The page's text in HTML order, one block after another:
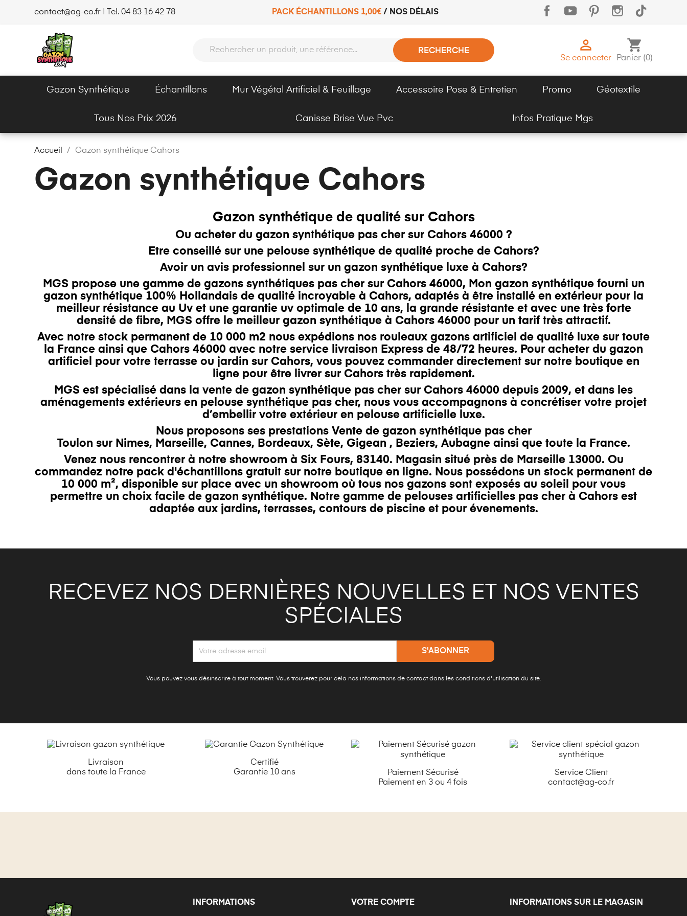
contact@ag-co.fr Tel. 04 83 16 42 78 PACK ÉCHANTILLONS 1,00€ / NOS DÉLAIS
RECHERCHE 
Se connecter
shopping_cart
Panier (0)
Gazon Synthétique Échantillons Mur Végétal Artificiel & Feuillage Accessoire Pose & Entretien Promo Géotextile
Tous Nos Prix 2026 Canisse Brise Vue Pvc Infos Pratique Mgs
Accueil Gazon synthétique Cahors
Gazon synthétique Cahors
Gazon synthétique de qualité sur Cahors
Ou acheter du gazon synthétique pas cher sur Cahors 46000 ?
Etre conseillé sur une pelouse synthétique de qualité prochede Cahors?
Avoir un avis professionnel sur un gazon synthétique luxe à Cahors?
MGS propose une gamme de gazons synthétiques pas cher sur Cahors 46000, Mon gazon synthétique fourni un
gazon synthétique 100% Hollandais de qualité incroyable à Cahors, adaptés à être installé en extérieur pour la
meilleur résistance au Uv et une garantie uv optimale de 10 ans, l a grande résistante et avec une très forte
densité de fibre, MGS offre le meilleur gazon synthétique à Cahors 46000 pour un tarif très attractif.
Avec notre stock permanent de 10 000 m2 nous expédions nos rouleaux gazons artificiel de qualité luxe sur toute
la France ainsi que Cahors 46000 avec notre service livraison Express de 48/72 heures. Pour acheter du gazon
artificiel pour votre terrasseou jardin sur Cahors, vous pouvez commander directement sur notre boutiqueen
ligne pour être livrer sur Cahors très rapidement.
MGS est spécialisé dans la vente de gazon synthétique pas cher sur Cahors 46000 depuis 2009, et dans les
aménagements extérieurs en pelouse synthétique pas cher, nous vous accompagnons à concrétiser votre projet
d’embellir votre extérieur en pelouse artificielle luxe.
Nous proposons ses prestations Vente de gazon synthétique pas cher
Toulon sur Nimes, Marseille, Cannes, Bordeaux, Sète, Gigean , Beziers, Aubagneainsi que toute la France.
Venez nous rencontrer à notre showroom à Six Fours, 83140. Magasin situé près de Marseille 13000. Ou
commandez notre pack d'échantillons gratuit sur notre boutique en ligne. Nous possédons un stock permanent de
10 000 m², disponible sur place avec un showroom où tous nos gazons sont exposés au soleil pour vous
permettre un choix facile de gazon synthétique. Notre gamme de pelouses artificielles pas cher à Cahors est
adaptée aux jardins, terrasses, contours de piscineet pour évenements.
RECEVEZ NOS DERNIÈRES NOUVELLES ET NOS VENTES
SPÉCIALES
Vous pouvez vous désinscrire à tout moment. Vous trouverez pour cela nos informations de contact dans les conditions d'utilisation du site.
Livraison
dans toute la France
Certifié
Garantie 10 ans
Paiement Sécurisé
Paiement en 3 ou 4 fois
Service Client
contact@ag-co.fr
INFORMATIONS VOTRE COMPTE INFORMATIONS SUR LE MAGASIN